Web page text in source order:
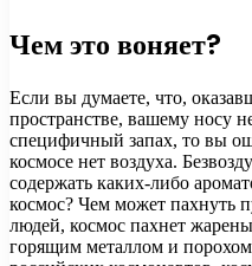
Чем это воняет?
Если вы думаете, что,
пространстве, вашему носу
специфичный запах, то вы
космосе нет воздуха.
содержать каких-либо
космос? Чем может пахнуть
людей, космос пахнет
горящим металлом и